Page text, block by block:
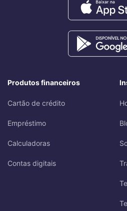
Produtos financeiros
Cartão de crédito
Empréstimo
Calculadoras
Contas digitais